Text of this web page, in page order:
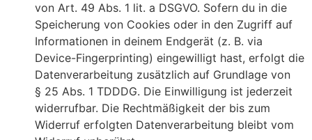
von Art. 49 Abs. 1 lit. a DSGVO. Sofern du in die
Speicherung von Cookies oder in den Zugriff auf
Informationen in deinem Endgerät (z. B. via
Device-Fingerprinting) eingewilligt hast, erfolgt die
Datenverarbeitung zusätzlich auf Grundlage von
§ 25 Abs. 1 TDDDG. Die Einwilligung ist jederzeit
widerrufbar. Die Rechtmäßigkeit der bis zum
Widerruf erfolgten Datenverarbeitung bleibt vom